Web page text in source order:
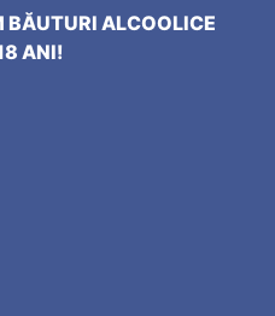
ALCOOLICE
ANI!